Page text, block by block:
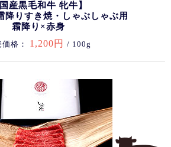
国産黒毛和牛 牝牛】
りすき焼・しゃぶしゃぶ用
霜降り×赤身
格： 1,200円 / 100g